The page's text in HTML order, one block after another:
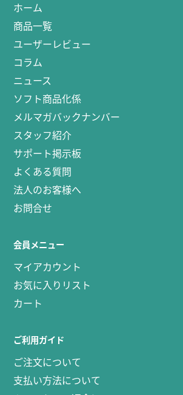
ホーム
商品一覧
ユーザーレビュー
コラム
ニュース
ソフト商品化係
メルマガバックナンバー
スタッフ紹介
サポート掲示板
よくある質問
法人のお客様へ
お問合せ
会員メニュー
マイアカウント
お気に入りリスト
カート
ご利用ガイド
ご注文について
支払い方法について